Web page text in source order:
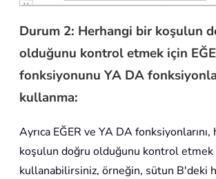
Durum 2: Herhangi bir koşulun
olduğunu kontrol etmek için
fonksiyonunu YA DA
kullanma:
Ayrıca EĞER ve YA DA
koşulun doğru olduğunu kontrol etmek
kullanabilirsiniz, örneğin, sütun B'deki